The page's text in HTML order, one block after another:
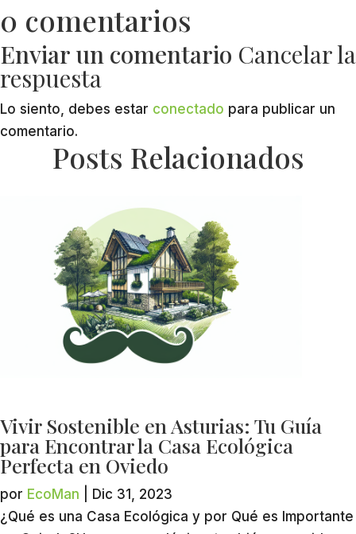
0 comentarios
Enviar un comentario Cancelar la
respuesta
Lo siento, debes estar conectado para publicar un
comentario.
Posts Relacionados
Vivir Sostenible en Asturias: Tu Guía
para Encontrar la Casa Ecológica
Perfecta en Oviedo
por EcoMan
Dic 31, 2023
¿Qué es una Casa Ecológica y por Qué es Importante